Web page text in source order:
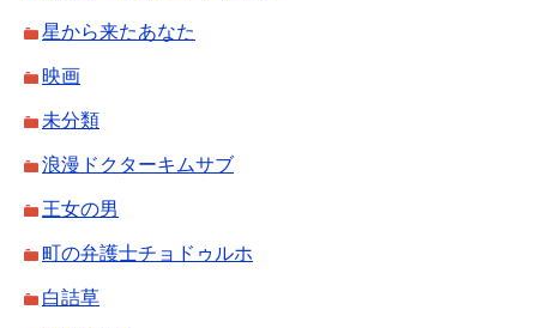
星から来たあなた
映画
未分類
浪漫ドクターキムサブ
王女の男
町の弁護士チョドゥルホ
白詰草